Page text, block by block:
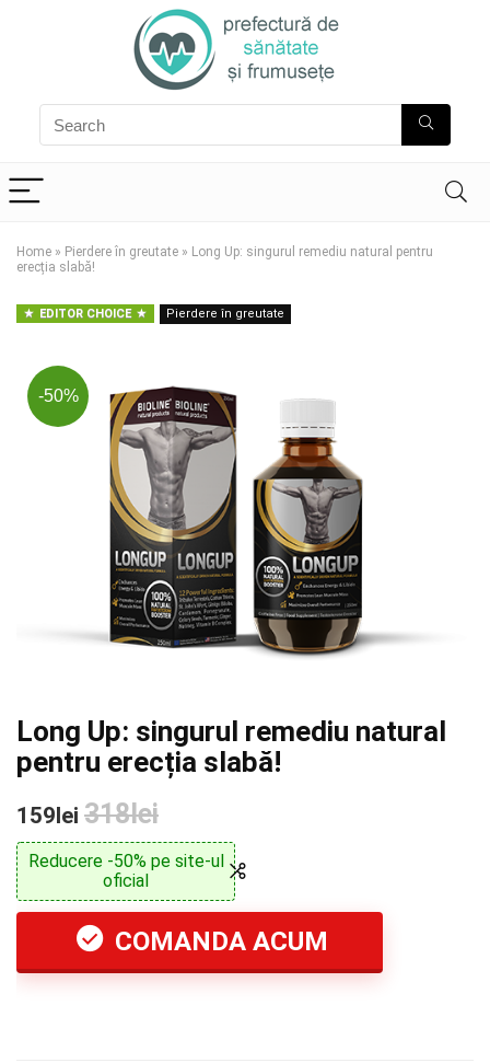
Home » Pierdere în greutate » Long Up: singurul remediu natural pentru
erecția slabă!
EDITOR CHOICE Pierdere în greutate
-50%
Long Up: singurul remediu natural
pentru erecția slabă!
159lei 318lei
Reducere -50% pe site-ul
oficial
COMANDA ACUM